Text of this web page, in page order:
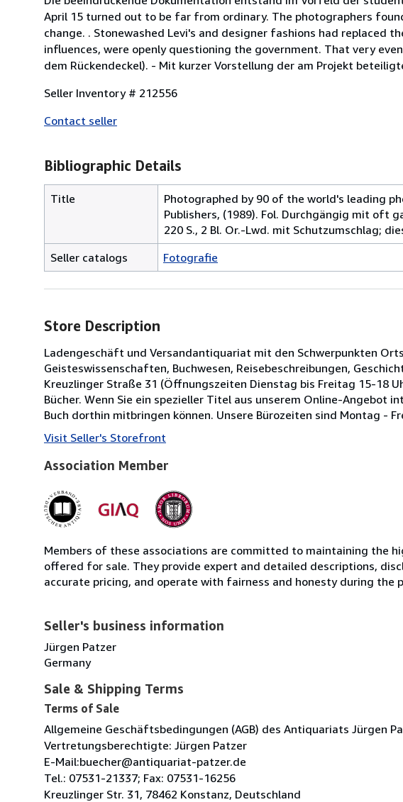
April 15 turned out to be far from ordinary. The photographers
change. . Stonewashed Levi's and designer fashions had replaced
influences, were openly questioning the government. That very
dem Rückendeckel). - Mit kurzer Vorstellung der am Projekt
Seller Inventory # 212556
Contact seller
Bibliographic Details
Title
Photographed by 90 of the world's leading
Publishers, (1989). Fol. Durchgängig mit oft
220 S., 2 Bl. Or.-Lwd. mit Schutzumschlag;
Seller catalogs
Fotografie
Store Description
Ladengeschäft und Versandantiquariat mit den Schwerpunkten
Geisteswissenschaften, Buchwesen, Reisebeschreibungen,
Kreuzlinger Straße 31 (Öffnungszeiten Dienstag bis Freitag 15-18
Bücher. Wenn Sie ein spezieller Titel aus unserem Online-Angebot
Buch dorthin mitbringen können. Unsere Bürozeiten sind Montag -
Visit Seller's Storefront
Association Member
Members of these associations are committed to maintaining the
offered for sale. They provide expert and detailed descriptions,
accurate pricing, and operate with fairness and honesty during the
Seller's business information
Jürgen Patzer
Germany
Sale & Shipping Terms
Terms of Sale
Allgemeine Geschäftsbedingungen (AGB) des Antiquariats Jürgen
Vertretungsberechtigte: Jürgen Patzer
E-Mail:buecher@antiquariat-patzer.de
Tel.: 07531-21337; Fax: 07531-16256
Kreuzlinger Str. 31, 78462 Konstanz, Deutschland